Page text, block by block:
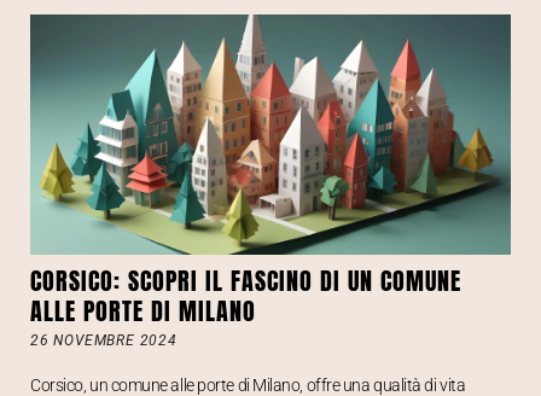
CORSICO: SCOPRI IL FASCINO DI UN COMUNE
ALLE PORTE DI MILANO
26 NOVEMBRE 2024
Corsico, un comune alle porte di Milano, offre una qualità di vita